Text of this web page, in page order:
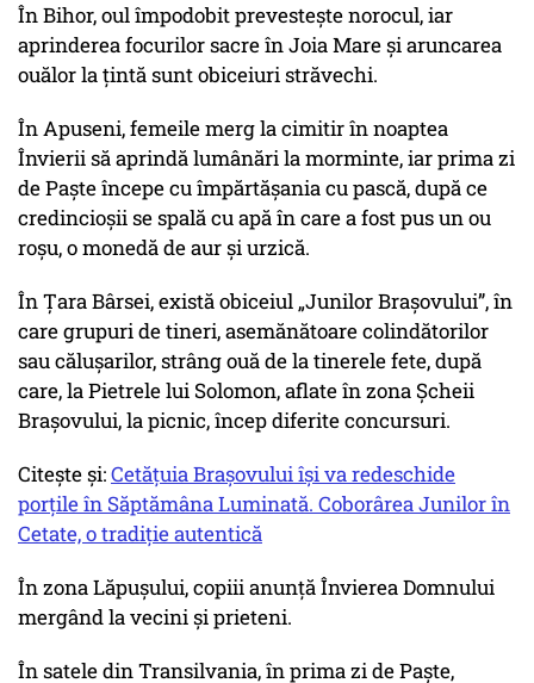
În Bihor, oul împodobit prevestește norocul, iar
aprinderea focurilor sacre în Joia Mare și aruncarea
ouălor la țintă sunt obiceiuri străvechi.
În Apuseni, femeile merg la cimitir în noaptea
Învierii să aprindă lumânări la morminte, iar prima zi
de Paşte începe cu împărtășania cu pască, după ce
credincioșii se spală cu apă în care a fost pus un ou
roșu, o monedă de aur și urzică.
În Țara Bârsei, există obiceiul „Junilor Brașovului”, în
care grupuri de tineri, asemănătoare colindătorilor
sau călușarilor, strâng ouă de la tinerele fete, după
care, la Pietrele lui Solomon, aflate în zona Șcheii
Brașovului, la picnic, încep diferite concursuri.
Citește și:Cetățuia Brașovului își va redeschide
porțile în Săptămâna Luminată. Coborârea Junilor în
Cetate, o tradiție autentică
În zona Lăpușului, copiii anunță Învierea Domnului
mergând la vecini și prieteni.
În satele din Transilvania, în prima zi de Paşte,